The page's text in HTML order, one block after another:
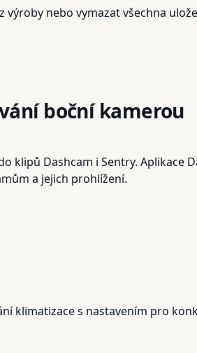
nebo vymazat všechna
boční kamerou
klipů Dashcam i Sentry. Aplikace
a jejich prohlížení.
klimatizace s nastavením pro